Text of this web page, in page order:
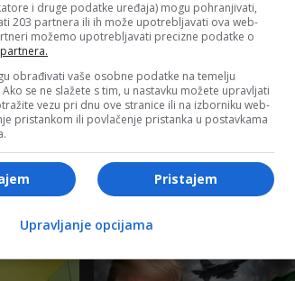
i druge podatke uređaja) mogu pohranjivati,
203 partnera ili ih može upotrebljavati ova web-
možemo upotrebljavati precizne podatke o
obrađivati vaše osobne podatke na temelju
se ne slažete s tim, u nastavku možete upravljati
vezu pri dnu ove stranice ili na izborniku web-
pristankom ili povlačenje pristanka u postavkama
Pristajem
Upravljanje opcijama